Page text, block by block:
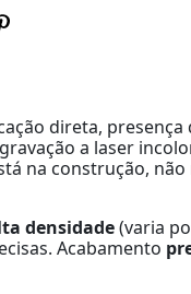
direta, presença
a laser
na construção, não
densidade(varia
Acabamento